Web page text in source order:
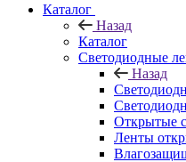
Каталог
Назад
Каталог
Светодиодные
Назад
Открытые
Ленты